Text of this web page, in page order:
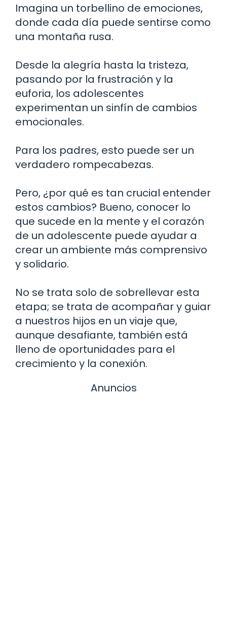
Imagina un torbellino de emociones,
donde cada día puede sentirse como
una montaña rusa.
Desde la alegría hasta la tristeza,
pasando por la frustración y la
euforia, los adolescentes
experimentan un sinfín de cambios
emocionales.
Para los padres, esto puede ser un
verdadero rompecabezas.
Pero, ¿por qué es tan crucial entender
estos cambios? Bueno, conocer lo
que sucede en la mente y el corazón
de un adolescente puede ayudar a
crear un ambiente más comprensivo
y solidario.
No se trata solo de sobrellevar esta
etapa; se trata de acompañar y guiar
a nuestros hijos en un viaje que,
aunque desafiante, también está
lleno de oportunidades para el
crecimiento y la conexión.
Anuncios